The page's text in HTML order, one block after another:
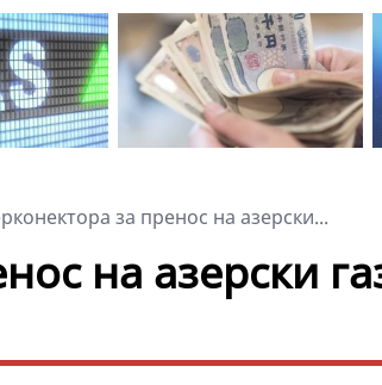
за пренос на азерски...
на азерски